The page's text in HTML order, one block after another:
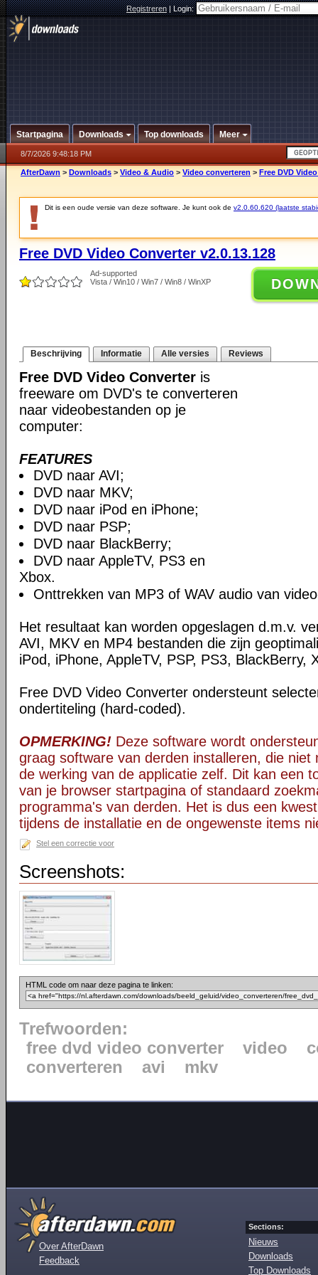
Registreren|Login:
Startpagina Downloads Top downloads Meer
8/7/2026 9:48:18 PM
AfterDawn > Downloads > Video & Audio > Video converteren > Free DVD
Dit is een oude versie van deze software. Je kunt ook de v2.0.60.620 (laatste
Free DVD Video Converter v2.0.13.128
Ad-supported
Vista / Win10 / Win7 / Win8 / WinXP
Beschrijving Informatie Alle versies Reviews
Free DVD Video Converter is
freeware om DVD's te converteren
naar videobestanden op je
computer:
FEATURES
DVD naar AVI;
DVD naar MKV;
DVD naar iPod en iPhone;
DVD naar PSP;
DVD naar BlackBerry;
DVD naar AppleTV, PS3 en
Xbox.
Onttrekken van MP3 of WAV audio van
Het resultaat kan worden opgeslagen d.m.v.
AVI, MKV en MP4 bestanden die zijn
iPod, iPhone, AppleTV, PSP, PS3, BlackBerry,
Free DVD Video Converter ondersteunt
ondertiteling (hard-coded).
OPMERKING! Deze software wordt
graag software van derden installeren, die niet
de werking van de applicatie zelf. Dit kan een
van je browser startpagina of standaard
programma's van derden. Het is dus een
tijdens de installatie en de ongewenste items
Stel een correctie voor
Screenshots:
HTML code om naar deze pagina te linken:
Trefwoorden:
free dvd video converter
video
converteren
avi mkv
Over AfterDawn
Feedback
Sections:
Nieuws
Downloads
Top Downloads